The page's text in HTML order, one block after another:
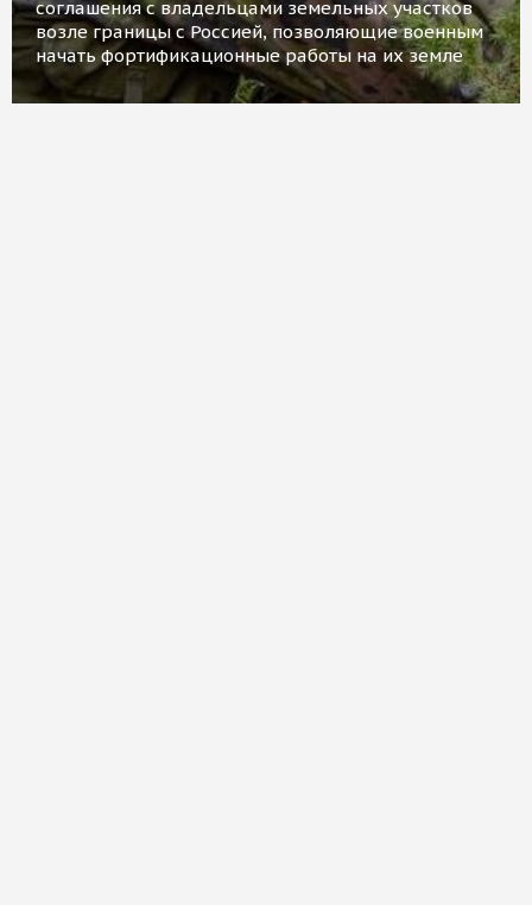
соглашения с владельцами земельных участков
возле границы с Россией, позволяющие военным
начать фортификационные работы на их земле